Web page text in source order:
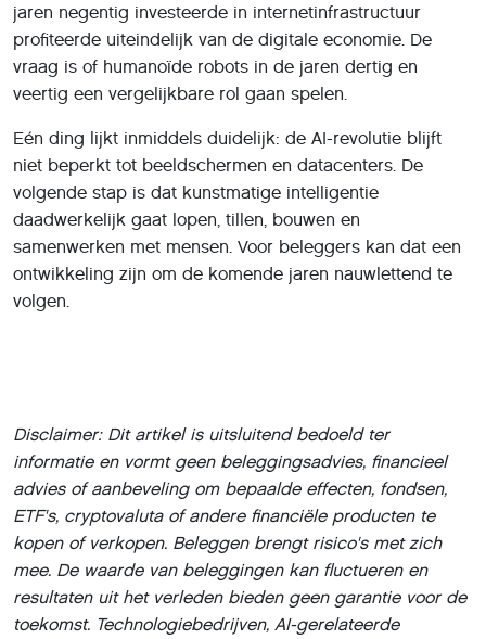
jaren negentig investeerde in internetinfrastructuur
profiteerde uiteindelijk van de digitale economie. De
vraag is of humanoïde robots in de jaren dertig en
veertig een vergelijkbare rol gaan spelen.
Eén ding lijkt inmiddels duidelijk: de AI-revolutie blijft
niet beperkt tot beeldschermen en datacenters. De
volgende stap is dat kunstmatige intelligentie
daadwerkelijk gaat lopen, tillen, bouwen en
samenwerken met mensen. Voor beleggers kan dat een
ontwikkeling zijn om de komende jaren nauwlettend te
volgen.
Disclaimer: Dit artikel is uitsluitend bedoeld ter
informatie en vormt geen beleggingsadvies, financieel
advies of aanbeveling om bepaalde effecten, fondsen,
ETF's, cryptovaluta of andere financiële producten te
kopen of verkopen. Beleggen brengt risico's met zich
mee. De waarde van beleggingen kan fluctueren en
resultaten uit het verleden bieden geen garantie voor de
toekomst. Technologiebedrijven, AI-gerelateerde